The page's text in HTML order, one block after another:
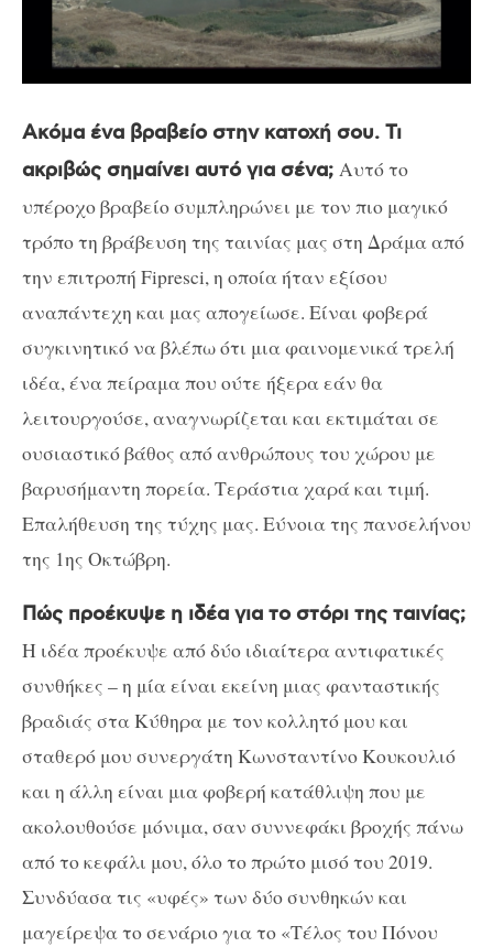
Ακόμα ένα βραβείο στην κατοχή σου. Τι
ακριβώς σημαίνει αυτό για σένα; Αυτό το
υπέροχο βραβείο συμπληρώνει με τον πιο μαγικό
τρόπο τη βράβευση της ταινίας μας στη Δράμα από
την επιτροπή Fipresci, η οποία ήταν εξίσου
αναπάντεχη και μας απογείωσε. Είναι φοβερά
συγκινητικό να βλέπω ότι μια φαινομενικά τρελή
ιδέα, ένα πείραμα που ούτε ήξερα εάν θα
λειτουργούσε, αναγνωρίζεται και εκτιμάται σε
ουσιαστικό βάθος από ανθρώπους του χώρου με
βαρυσήμαντη πορεία. Τεράστια χαρά και τιμή.
Επαλήθευση της τύχης μας. Εύνοια της πανσελήνου
της 1ης Οκτώβρη.
Πώς προέκυψε η ιδέα για το στόρι της ταινίας;
Η ιδέα προέκυψε από δύο ιδιαίτερα αντιφατικές
συνθήκες – η μία είναι εκείνη μιας φανταστικής
βραδιάς στα Κύθηρα με τον κολλητό μου και
σταθερό μου συνεργάτη Κωνσταντίνο Κουκουλιό
και η άλλη είναι μια φοβερή κατάθλιψη που με
ακολουθούσε μόνιμα, σαν συννεφάκι βροχής πάνω
από το κεφάλι μου, όλο το πρώτο μισό του 2019.
Συνδύασα τις «υφές» των δύο συνθηκών και
μαγείρεψα το σενάριο για το «Τέλος του Πόνου